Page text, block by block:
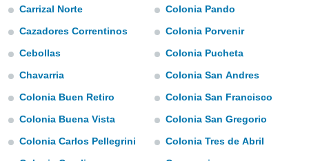
a la
todas
nuestros
y análisis
así como
perfil
Carrizal Norte
Cazadores Correntinos
Cebollas
Chavarria
Colonia Buen Retiro
Colonia Buena Vista
Colonia Carlos Pellegrini
Colonia Pando
Colonia Porvenir
Colonia Pucheta
Colonia San Andres
Colonia San Francisco
Colonia San Gregorio
Colonia Tres de Abril